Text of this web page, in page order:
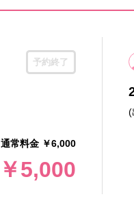
予約終了
通常料金 ￥6,000
￥5,000
(